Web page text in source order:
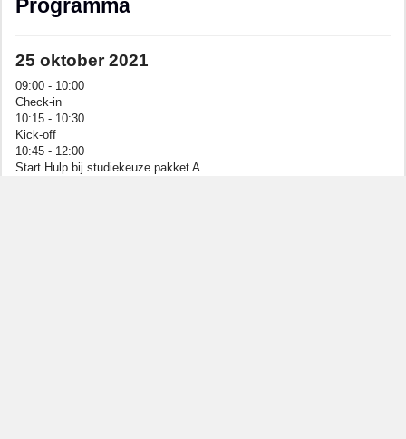
Programma
25 oktober 2021
09:00 - 10:00
Check-in
10:15 - 10:30
Kick-off
10:45 - 12:00
Start Hulp bij studiekeuze pakket A